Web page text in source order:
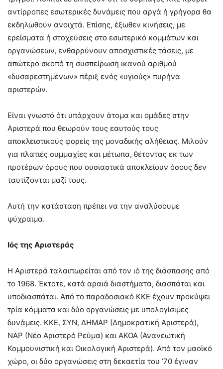
αντίρροπες εσωτερικές δυνάμεις που αργά ή γρήγορα θα
εκδηλωθούν ανοιχτά. Επίσης, έξωθεν κινήσεις, με
ερείσματα ή στοχεύσεις στο εσωτερικό κομμάτων και
οργανώσεων, ενθαρρύνουν αποσχιστικές τάσεις, με
απώτερο σκοπό τη συσπείρωση ικανού αριθμού
«δυσαρεστημένων» πέριξ ενός «υγιούς» πυρήνα
αριστερών.
Είναι γνωστό ότι υπάρχουν άτομα και ομάδες στην
Αριστερά που θεωρούν τους εαυτούς τους
αποκλειστικούς φορείς της μοναδικής αλήθειας. Μιλούν
για πλατιές συμμαχίες και μέτωπα, θέτοντας εκ των
προτέρων όρους που ουσιαστικά αποκλείουν όσους δεν
ταυτίζονται μαζί τους.
Αυτή την κατάσταση πρέπει να την αναλύσουμε
ψύχραιμα.
Ιός της Αριστεράς
Η Αριστερά ταλαιπωρείται από τον ιό της διάσπασης από
το 1968. Έκτοτε, κατά αραιά διαστήματα, διασπάται και
υποδιασπάται. Από το παραδοσιακό ΚΚΕ έχουν προκύψει
τρία κόμματα και δύο οργανώσεις με υπολογίσιμες
δυνάμεις. ΚΚΕ, ΣΥΝ, ΔΗΜΑΡ (Δημοκρατική Αριστερά),
ΝΑΡ (Νέο Αριστερό Ρεύμα) και ΑΚΟΑ (Ανανεωτική
Κομμουνιστική και Οικολογική Αριστερά). Από τον μαοϊκό
χώρο, οι δύο οργανώσεις στη δεκαετία του ’70 έγιναν